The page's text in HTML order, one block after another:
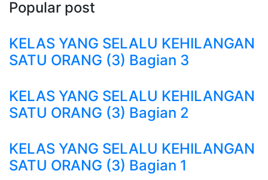
Popular post
KELAS YANG SELALU KEHILANGAN
SATU ORANG (3) Bagian 3
KELAS YANG SELALU KEHILANGAN
SATU ORANG (3) Bagian 2
KELAS YANG SELALU KEHILANGAN
SATU ORANG (3) Bagian 1